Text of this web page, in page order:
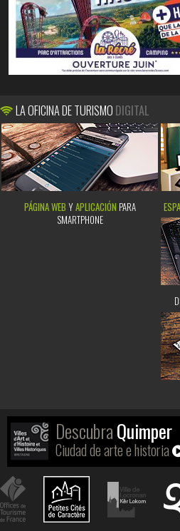
LA OFICINA DE TURISMO DIGITAL
PÁGINA WEB YAPLICACIÓN PARA
SMARTPHONE
DescubraQuimper
Ciudad de arte e historia